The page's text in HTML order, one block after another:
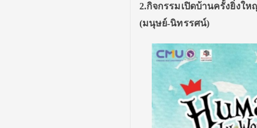
2.กิจกรรมเปิดบ้านครั้งยิ่งใ
(มนุษย์-นิทรรศน์)